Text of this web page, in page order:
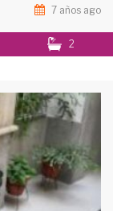
7 años ago
2